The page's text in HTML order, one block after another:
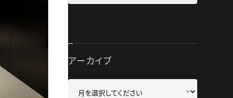
アーカイブ